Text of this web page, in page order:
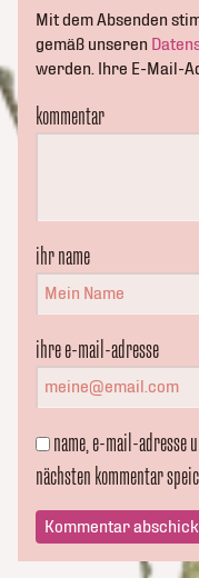
Mit dem Absenden
gemäß unseren
werden. Ihre E-Mail-
kommentar
ihr name
ihre e-mail-adresse
name, e-mail-adresse
nächsten kommentar